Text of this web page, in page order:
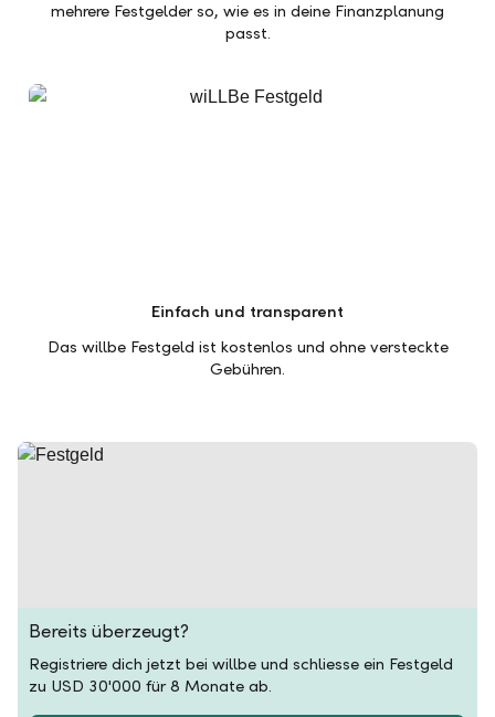
mehrere Festgelder so, wie es in deine Finanzplanung
passt.
Einfach und transparent
Das willbe Festgeld ist kostenlos und ohne versteckte
Gebühren.
Bereits überzeugt?
Registriere dich jetzt bei willbe und schliesse ein Festgeld
zu USD 30'000 für 8 Monate ab.